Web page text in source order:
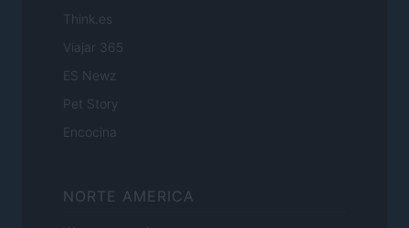
Think.es
Viajar 365
ES Newz
Pet Story
Encocina
NORTE AMERICA